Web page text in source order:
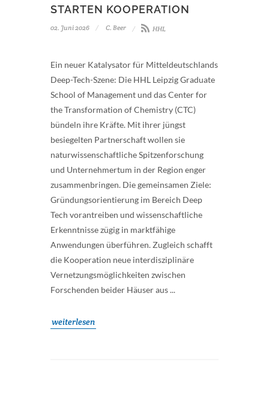
STARTEN KOOPERATION
02. Juni 2026 C. Beer HHL
Ein neuer Katalysator für Mitteldeutschlands
Deep-Tech-Szene: Die HHL Leipzig Graduate
School of Management und das Center for
the Transformation of Chemistry (CTC)
bündeln ihre Kräfte. Mit ihrer jüngst
besiegelten Partnerschaft wollen sie
naturwissenschaftliche Spitzenforschung
und Unternehmertum in der Region enger
zusammenbringen. Die gemeinsamen Ziele:
Gründungsorientierung im Bereich Deep
Tech vorantreiben und wissenschaftliche
Erkenntnisse zügig in marktfähige
Anwendungen überführen. Zugleich schafft
die Kooperation neue interdisziplinäre
Vernetzungsmöglichkeiten zwischen
Forschenden beider Häuser aus ...
weiterlesen